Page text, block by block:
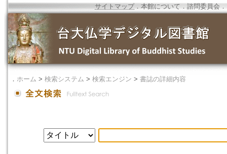
サイトマップ．本館について ． 諮問委員会 ．
． ホーム > 検索システム > 検索エンジン > 書誌の詳細内容